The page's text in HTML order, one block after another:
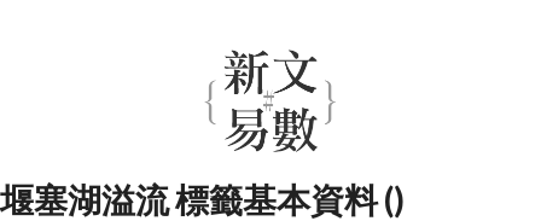
堰塞湖溢流 標籤基本資料 ()